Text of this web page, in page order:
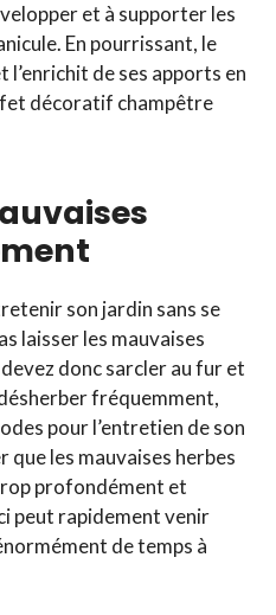
et à supporter les
En pourrissant, le
de ses apports en
décoratif champêtre
son jardin sans se
laisser les mauvaises
donc sarcler au fur et
fréquemment,
pour l’entretien de son
que les mauvaises herbes
profondément et
peut rapidement venir
de temps à